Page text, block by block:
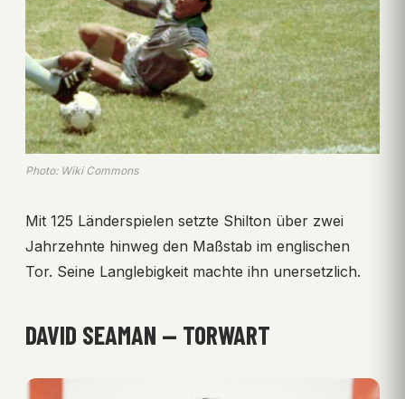
Photo: Wiki Commons
Mit 125 Länderspielen setzte Shilton über zwei
Jahrzehnte hinweg den Maßstab im englischen
Tor. Seine Langlebigkeit machte ihn unersetzlich.
DAVID SEAMAN — TORWART